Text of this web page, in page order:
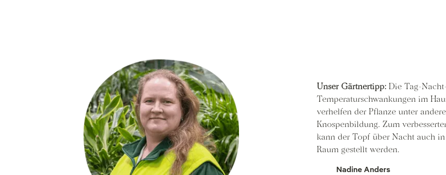
Unser Gärtnertipp: Die Tag-
Temperaturschwankungen im
verhelfen der Pflanze unter
Knospenbildung. Zum
kann der Topf über Nacht auch
Raum gestellt werden.
Nadine Anders